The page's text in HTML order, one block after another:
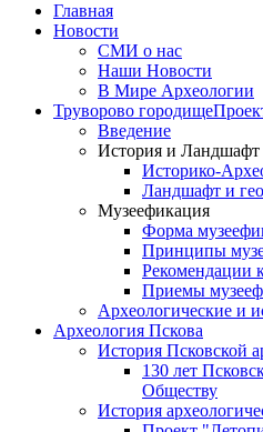
Главная
Новости
СМИ о нас
Наши Новости
В Мире Археологии
Труворово городище
Введение
История и Ландшафт
Историко-
Ландшафт и
Музеефикация
Форма
Принципы
Рекомендации
Приемы
Археологические и
Археология Пскова
История Псковской
130 лет
Обществу
История